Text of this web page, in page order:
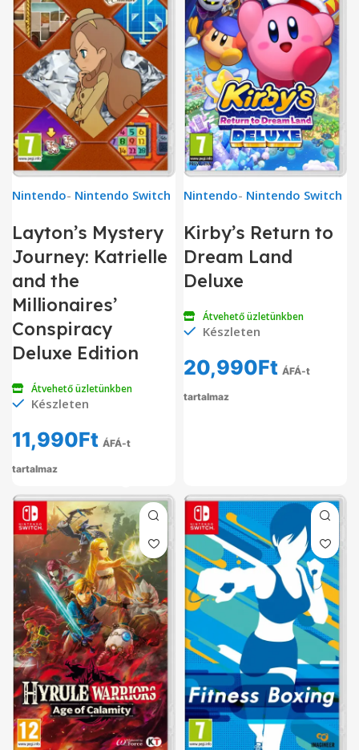
Nintendo- Nintendo Switch
Layton’s Mystery
Journey: Katrielle
and the
Millionaires’
Conspiracy
Deluxe Edition
Átvehető üzletünkben
Készleten
11,990Ft ÁFÁ-t
tartalmaz
Nintendo- Nintendo Switch
Kirby’s Return to
Dream Land
Deluxe
Átvehető üzletünkben
Készleten
20,990Ft ÁFÁ-t
tartalmaz